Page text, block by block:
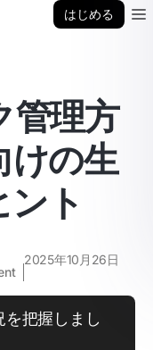
はじめる
管理方
けの生
ント
2025年10月26日
把握しまし